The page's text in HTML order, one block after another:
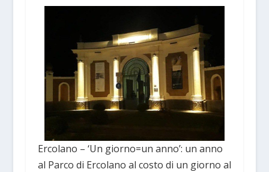
Ercolano – ‘Un giorno=un anno’: un anno
al Parco di Ercolano al costo di un giorno al